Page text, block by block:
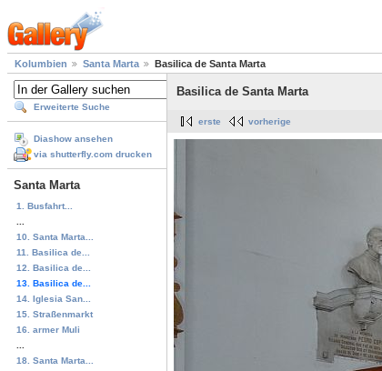
Kolumbien Santa Marta Basilica de Santa Marta
Erweiterte Suche
Diashow ansehen
via shutterfly.com drucken
Santa Marta
1. Busfahrt...
10. Santa Marta...
11. Basilica de...
12. Basilica de...
13. Basilica de...
14. Iglesia San...
15. Straßenmarkt
16. armer Muli
18. Santa Marta...
Basilica de Santa Marta
erste vorherige